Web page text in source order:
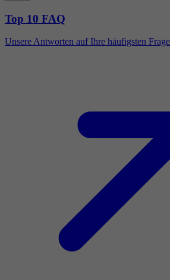
Top 10 FAQ
Unsere Antworten auf Ihre häufigsten